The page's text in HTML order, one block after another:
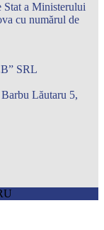
Stat a Ministerului
cu numărul de
SRL
Lăutaru 5,